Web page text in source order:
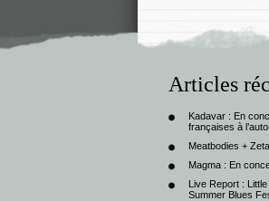
Articles
Kadavar : En
françaises à
Meatbodies +
Magma : En
Live Report :
Summer Blues